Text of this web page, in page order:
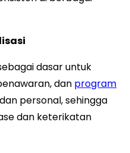
dasar untuk
dan program
personal, sehingga
dan keterikatan